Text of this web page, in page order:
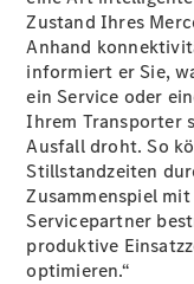
Alle
Zustand Ihres
Anhand
informiert er Sie,
ein Service oder
Ihrem Transporter
Ausfall droht. So
Stillstandzeiten
Zusammenspiel
Servicepartner
produktive
optimieren.“